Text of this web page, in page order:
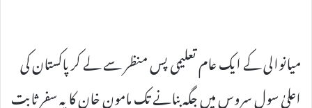
میانوالی کے ایک عام تعلیمی پس منظر سے لے کر پاکستان کی
اعلیٰ سول سروس میں جگہ بنانے تک مامون خان کا یہ سفر ثابت